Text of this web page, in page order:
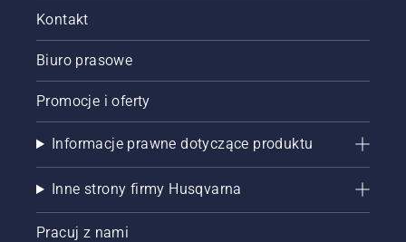
Kontakt
Biuro prasowe
Promocje i oferty
Informacje prawne dotyczące produktu
Inne strony firmy Husqvarna
Pracuj z nami